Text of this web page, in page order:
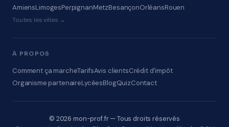
AmiensLimogesPerpignanMetzBesançonOrléansRouen
Toutes les villes →
À PROPOS
Comment ça marcheTarifsAvis clientsCrédit d'impôt
Organisme partenaireLycéesBlogQuizContact
© 2026 mon-prof.fr — Tous droits réservés